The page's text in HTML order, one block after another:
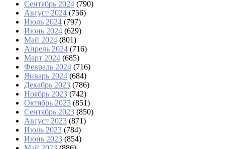
Сентябрь 2024 (790)
Август 2024 (756)
Июль 2024 (797)
Июнь 2024 (629)
Май 2024 (801)
Апрель 2024 (716)
Март 2024 (685)
Февраль 2024 (716)
Январь 2024 (684)
Декабрь 2023 (786)
Ноябрь 2023 (742)
Октябрь 2023 (851)
Сентябрь 2023 (850)
Август 2023 (871)
Июль 2023 (784)
Июнь 2023 (854)